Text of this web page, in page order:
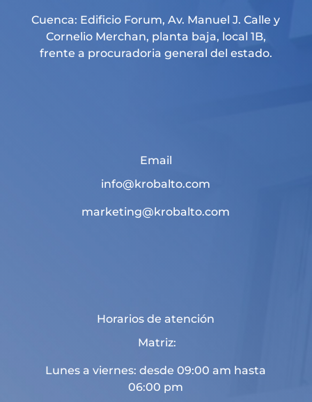
Cuenca: Edificio Forum, Av. Manuel J. Calle y
Cornelio Merchan, planta baja, local 1B,
frente a procuradoria general del estado.
Email
info@krobalto.com
marketing@krobalto.com
Horarios de atención
Matriz:
Lunes a viernes: desde 09:00 am hasta
06:00 pm